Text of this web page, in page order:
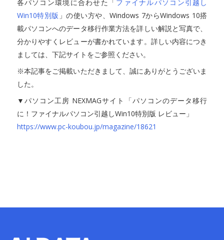
各パソコン環境に合わせた「ファイナルパソコン引越し
Win10特別版 」の使い方や、Windows 7からWindows 10搭
載パソコンへのデータ移行作業方法を詳しい解説と写真で、
分かりやすくレビューが書かれています。詳しい内容につき
ましては、下記サイトをご参照ください。
※本記事をご掲載いただきまして、誠にありがとうございま
した。
▼パソコン工房 NEXMAGサイト「パソコンのデータ移行
に！ファイナルパソコン引越しWin10特別版 レビュー」
https://www.pc-koubou.jp/magazine/18621